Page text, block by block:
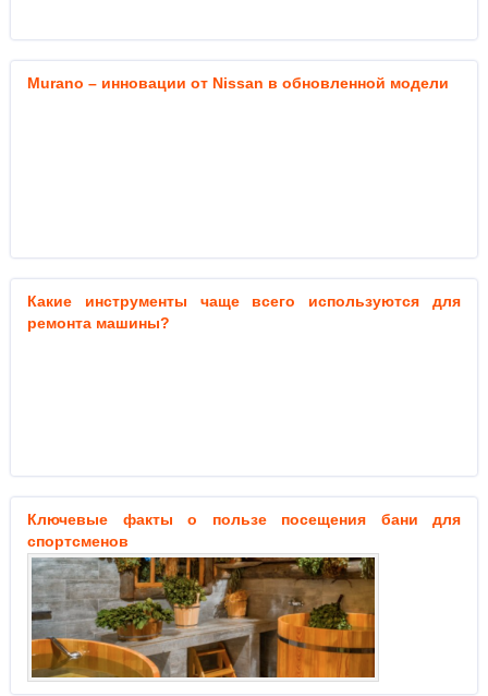
Murano – инновации от Nissan в обновленной модели
Какие инструменты чаще всего используются для
ремонта машины?
Ключевые факты о пользе посещения бани для
спортсменов